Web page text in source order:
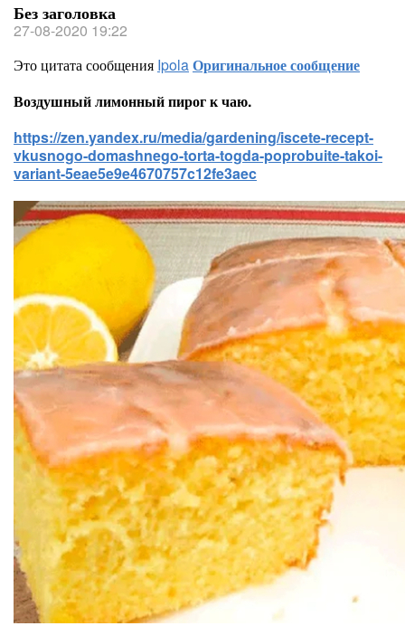
Без заголовка
27-08-2020 19:22
Это цитата сообщения IpolaОригинальное сообщение
Воздушный лимонный пирог к чаю.
https://zen.yandex.ru/media/gardening/iscete-recept-
vkusnogo-domashnego-torta-togda-poprobuite-takoi-
variant-5eae5e9e4670757c12fe3aec